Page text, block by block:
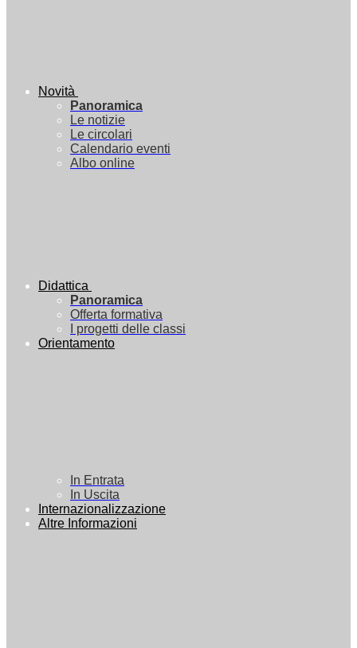
Novità
Panoramica
Le notizie
Le circolari
Calendario eventi
Albo online
Didattica
Panoramica
Offerta formativa
I progetti delle classi
Orientamento
In Entrata
In Uscita
Internazionalizzazione
Altre Informazioni